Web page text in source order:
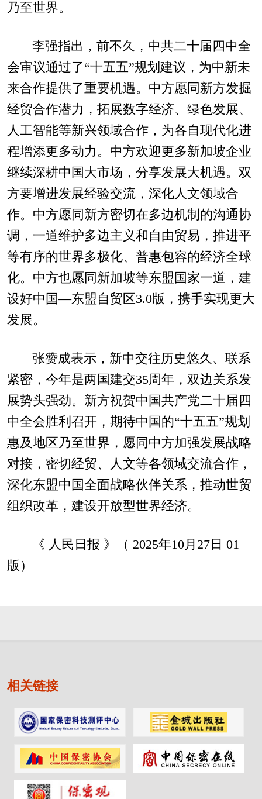
乃至世界。
李强指出，前不久，中共二十届四中全
会审议通过了“十五五”规划建议，为中新未
来合作提供了重要机遇。中方愿同新方发掘
经贸合作潜力，拓展数字经济、绿色发展、
人工智能等新兴领域合作，为各自现代化进
程增添更多动力。中方欢迎更多新加坡企业
继续深耕中国大市场，分享发展大机遇。双
方要增进发展经验交流，深化人文领域合
作。中方愿同新方密切在多边机制的沟通协
调，一道维护多边主义和自由贸易，推进平
等有序的世界多极化、普惠包容的经济全球
化。中方也愿同新加坡等东盟国家一道，建
设好中国—东盟自贸区3.0版，携手实现更大
发展。
张赞成表示，新中交往历史悠久、联系
紧密，今年是两国建交35周年，双边关系发
展势头强劲。新方祝贺中国共产党二十届四
中全会胜利召开，期待中国的“十五五”规划
惠及地区乃至世界，愿同中方加强发展战略
对接，密切经贸、人文等各领域交流合作，
深化东盟中国全面战略伙伴关系，推动世贸
组织改革，建设开放型世界经济。
《 人民日报 》（ 2025年10月27日 01
版）
相关链接